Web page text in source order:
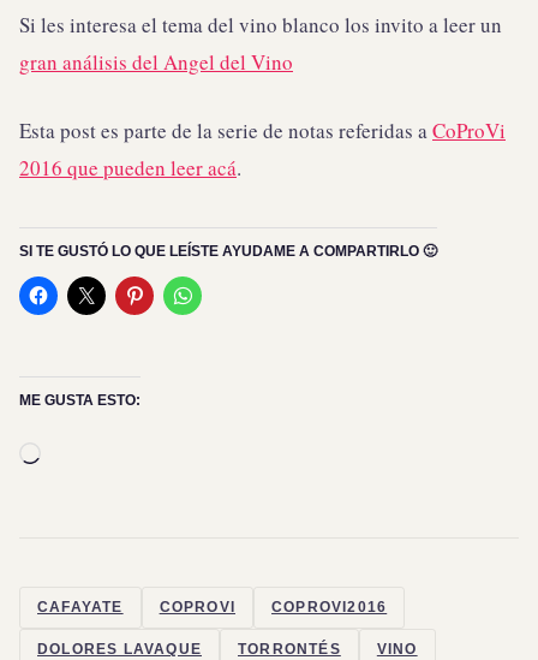
Si les interesa el tema del vino blanco los invito a leer un
gran análisis del Angel del Vino
Esta post es parte de la serie de notas referidas aCoProVi
2016 que pueden leer acá.
SI TE GUSTÓ LO QUE LEÍSTE AYUDAME A COMPARTIRLO 🙂
ME GUSTA ESTO:
CAFAYATE COPROVI COPROVI2016
DOLORES LAVAQUE TORRONTÉS VINO